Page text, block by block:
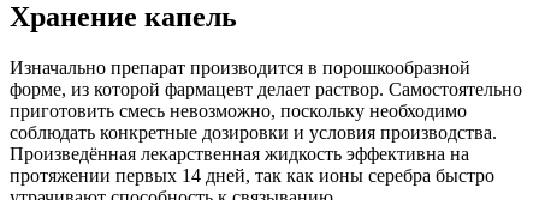
Хранение капель
Изначально препарат производится в порошкообразной
форме, из которой фармацевт делает раствор. Самостоятельно
приготовить смесь невозможно, поскольку необходимо
соблюдать конкретные дозировки и условия производства.
Произведённая лекарственная жидкость эффективна на
протяжении первых 14 дней, так как ионы серебра быстро